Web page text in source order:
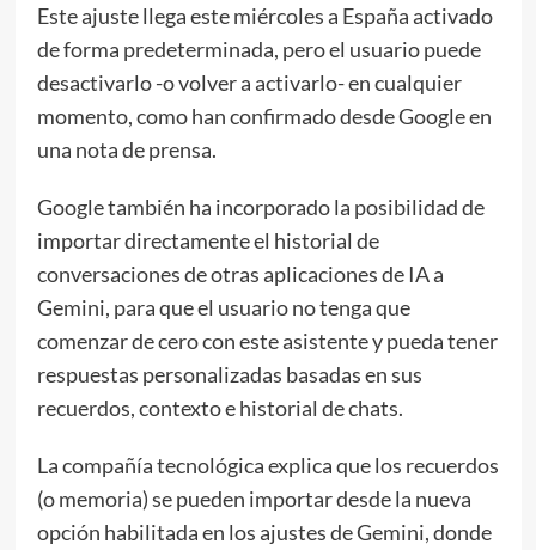
Este ajuste llega este miércoles a España activado
de forma predeterminada, pero el usuario puede
desactivarlo -o volver a activarlo- en cualquier
momento, como han confirmado desde Google en
una nota de prensa.
Google también ha incorporado la posibilidad de
importar directamente el historial de
conversaciones de otras aplicaciones de IA a
Gemini, para que el usuario no tenga que
comenzar de cero con este asistente y pueda tener
respuestas personalizadas basadas en sus
recuerdos, contexto e historial de chats.
La compañía tecnológica explica que los recuerdos
(o memoria) se pueden importar desde la nueva
opción habilitada en los ajustes de Gemini, donde